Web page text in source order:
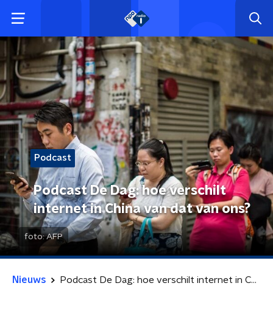
Podcast
Podcast De Dag: hoe verschilt
internet in China van dat van ons?
foto:AFP
Nieuws Podcast De Dag: hoe verschilt internet in China van dat van ons?